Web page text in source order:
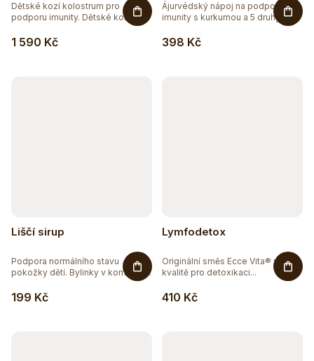
1 590 Kč
Dětské kozí kolostrum pro
podporu imunity. Dětské kozí...
398 Kč
Ájurvédský nápoj na podporu
imunity s kurkumou a 5 druhy...
Liščí sirup
199 Kč
Podpora normálního stavu
pokožky dětí. Bylinky v kombinaci
Lymfodetox
410 Kč
Originální směs Ecce Vita® v bio
kvalitě pro detoxikaci...